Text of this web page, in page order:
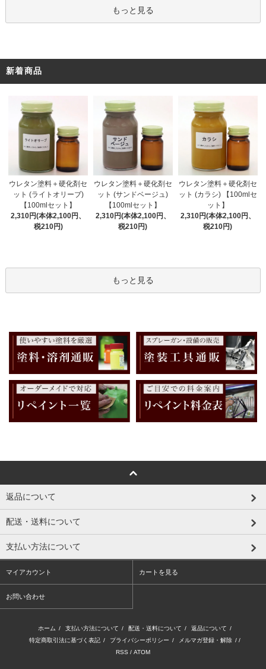
もっと見る
新着商品
ウレタン塗料＋硬化剤セ
ット (ライトオリーブ)
【100mlセット】
2,310円(本体2,100円、
税210円)
ウレタン塗料＋硬化剤セ
ット (サンドベージュ)
【100mlセット】
2,310円(本体2,100円、
税210円)
ウレタン塗料＋硬化剤セ
ット (カラシ) 【100mlセ
ット】
2,310円(本体2,100円、
税210円)
もっと見る
返品について
配送・送料について
支払い方法について
マイアカウント カートを見る
お問い合わせ
ホーム / 支払い方法について / 配送・送料について / 返品について /
特定商取引法に基づく表記 / プライバシーポリシー / メルマガ登録・解除 / /
RSS / ATOM